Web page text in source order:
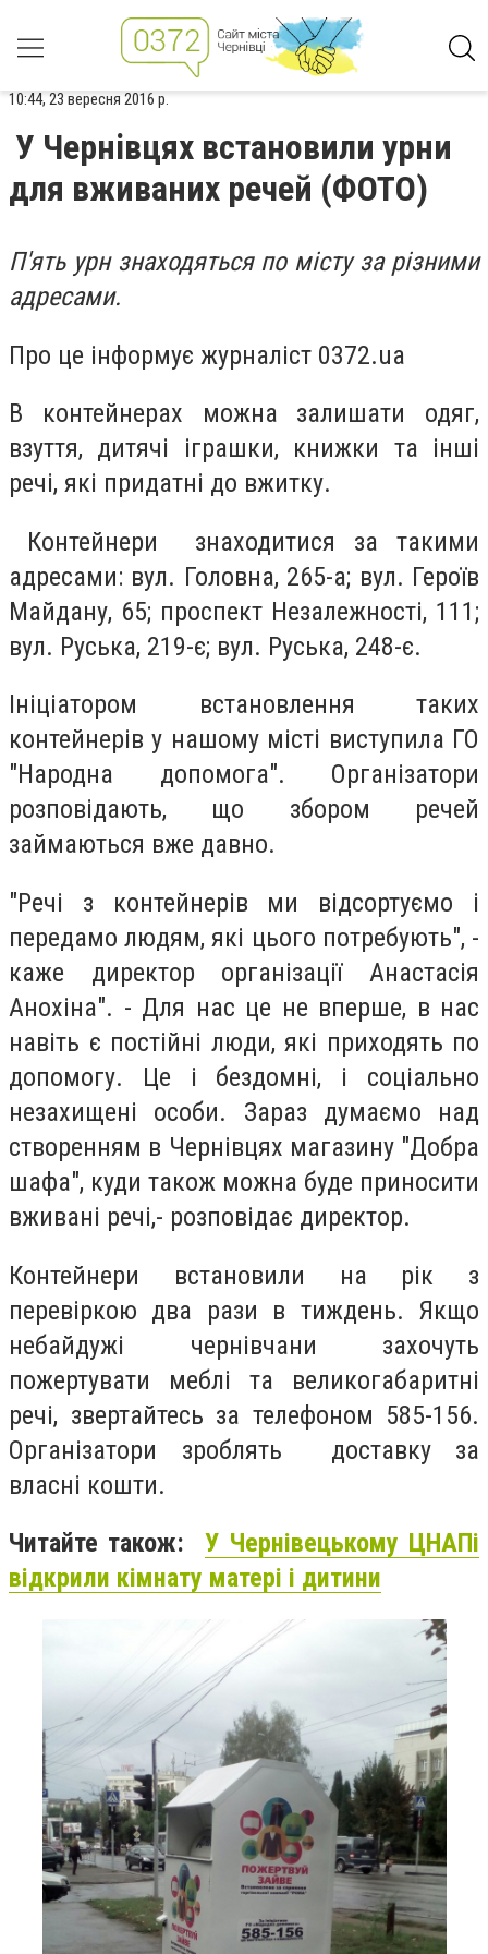
10:44, 23 вересня 2016 р.
У Чернівцях встановили урни
для вживаних речей (ФОТО)
П'ять урн знаходяться по місту за різними
адресами.
Про це інформує журналіст 0372.ua
В контейнерах можна залишати одяг,
взуття, дитячі іграшки, книжки та інші
речі, які придатні до вжитку.
Контейнери знаходитися за такими
адресами: вул. Головна, 265-а; вул. Героїв
Майдану, 65; проспект Незалежності, 111;
вул. Руська, 219-є; вул. Руська, 248-є.
Ініціатором встановлення таких
контейнерів у нашому місті виступила ГО
"Народна допомога". Організатори
розповідають, що збором речей
займаються вже давно.
"Речі з контейнерів ми відсортуємо і
передамо людям, які цього потребують", -
каже директор організації Анастасія
Анохіна". - Для нас це не вперше, в нас
навіть є постійні люди, які приходять по
допомогу. Це і бездомні, і соціально
незахищені особи. Зараз думаємо над
створенням в Чернівцях магазину "Добра
шафа", куди також можна буде приносити
вживані речі,- розповідає директор.
Контейнери встановили на рік з
перевіркою два рази в тиждень. Якщо
небайдужі чернівчани захочуть
пожертувати меблі та великогабаритні
речі, звертайтесь за телефоном 585-156.
Організатори зроблять доставку за
власні кошти.
Читайте також:У Чернівецькому ЦНАПі
відкрили кімнату матері і дитини